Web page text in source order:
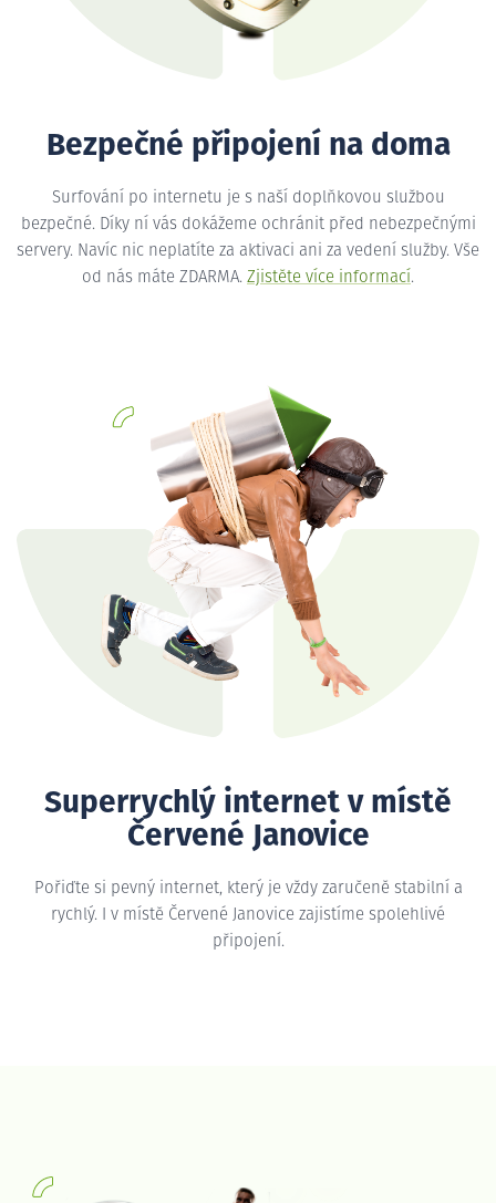
Bezpečné připojení na doma
Surfování po internetu je s naší doplňkovou službou
bezpečné. Díky ní vás dokážeme ochránit před nebezpečnými
servery. Navíc nic neplatíte za aktivaci ani za vedení služby. Vše
od nás máte ZDARMA. Zjistěte více informací.
Superrychlý internet v místě
Červené Janovice
Pořiďte si pevný internet, který je vždy zaručeně stabilní a
rychlý. I v místě Červené Janovice zajistíme spolehlivé
připojení.